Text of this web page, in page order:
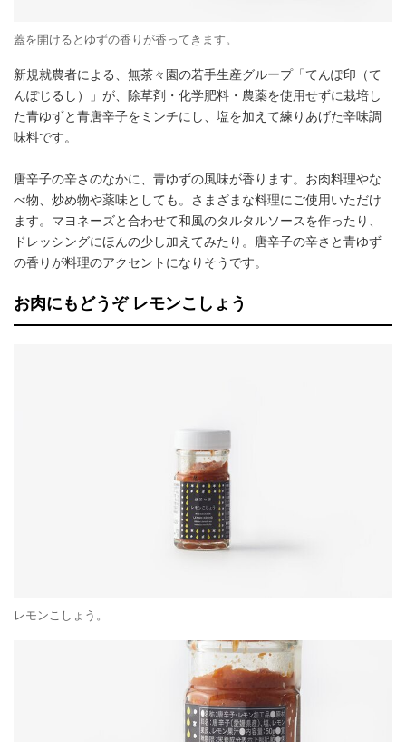
蓋を開けるとゆずの香りが香ってきます。
新規就農者による、無茶々園の若手生産グループ「てんぽ印（て
んぽじるし）」が、除草剤・化学肥料・農薬を使用せずに栽培し
た青ゆずと青唐辛子をミンチにし、塩を加えて練りあげた辛味調
味料です。
唐辛子の辛さのなかに、青ゆずの風味が香ります。お肉料理やな
べ物、炒め物や薬味としても。さまざまな料理にご使用いただけ
ます。マヨネーズと合わせて和風のタルタルソースを作ったり、
ドレッシングにほんの少し加えてみたり。唐辛子の辛さと青ゆず
の香りが料理のアクセントになりそうです。
お肉にもどうぞ レモンこしょう
レモンこしょう。